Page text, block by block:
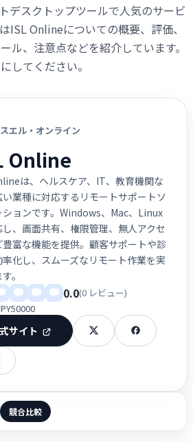
デスクトップツールで人気のサービ
ISL Onlineについての概要、評価、
ル、注意点などを紹介しています。
してください。
エル・オンライン
Online
は、ヘルスケア、IT、教育機関な
い業種に対応するリモートサポートソ
ションです。Windows、Mac、Linux
し、画面共有、権限管理、無人アクセ
豊富な機能を提供。顧客サポートや診
化し、スムーズなリモート作業を実
。
0.0(0 レビュー)
サイト
競合比較